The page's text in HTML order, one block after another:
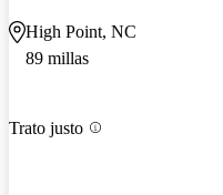
High Point, NC
89 millas
Trato justo